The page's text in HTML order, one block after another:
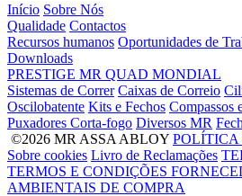
Início Sobre Nós
Qualidade Contactos
Recursos humanos Oportunidades de
Downloads
PRESTIGE MR QUAD MONDIAL
Sistemas de Correr Caixas de Correio
Oscilobatente Kits e Fechos Compassos
Puxadores Corta-fogo Diversos MR
©2026 MR ASSA ABLOY POLÍTICA
Sobre cookies Livro de Reclamações
TERMOS E CONDIÇÕES
AMBIENTAIS DE COMPRA